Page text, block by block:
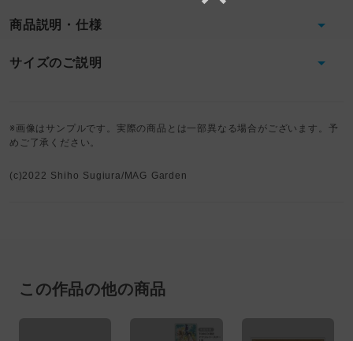
商品説明・仕様
サイズのご説明
※画像はサンプルです。実際の商品とは一部異なる場合がございます。予
めご了承ください。
(c)2022 Shiho Sugiura/MAG Garden
この作品の他の商品